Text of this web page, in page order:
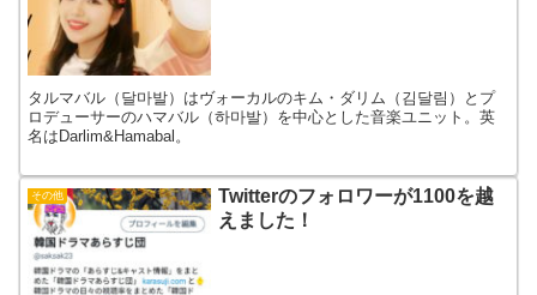
タルマバル（달마발）はヴォーカルのキム・ダリム（김달림）とプ
ロデューサーのハマバル（하마발）を中心とした音楽ユニット。英
名はDarlim&Hamabal。
その他
Twitterのフォロワーが1100を越
えました！